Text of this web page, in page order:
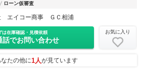
ローン仮審査
エイコー商事 ＧＣ相浦
は在庫確認・見積依頼
話でお問い合わせ
お気に入り
たの他に1人が見ています